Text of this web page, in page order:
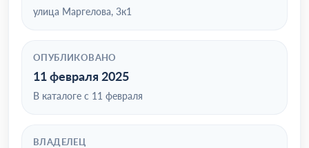
улица Маргелова, 3к1
ОПУБЛИКОВАНО
11 февраля 2025
В каталоге с 11 февраля
ВЛАДЕЛЕЦ